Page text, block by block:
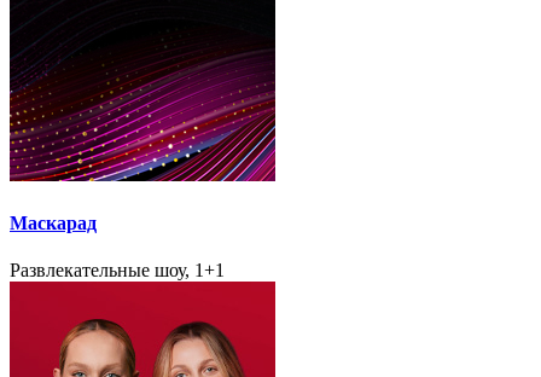
Маскарад
Развлекательные шоу, 1+1